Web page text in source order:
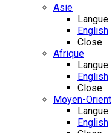
Asie
Langue
English
Close
Afrique
Langue
English
Close
Moyen-Orient
Langue
English